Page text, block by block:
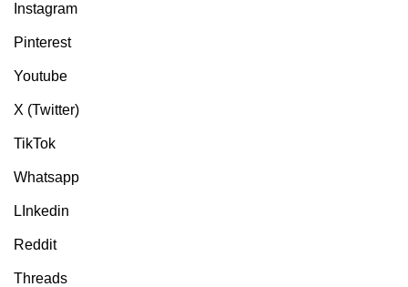
Instagram
Pinterest
Youtube
X (Twitter)
TikTok
Whatsapp
LInkedin
Reddit
Threads